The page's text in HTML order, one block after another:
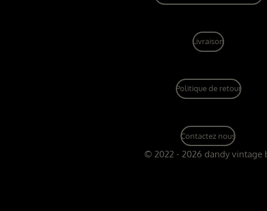
Livraison
Politique de retour
Contactez nous
© 2022 - 2026 dandy vintage